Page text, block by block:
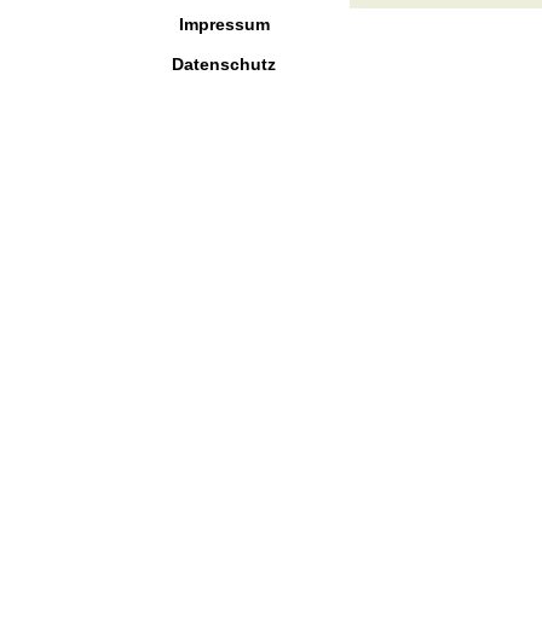
Impressum
Datenschutz